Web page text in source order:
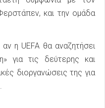
και την ομάδα
η UEFA θα αναζητήσει
για τις δεύτερης και
διοργανώσεις της για